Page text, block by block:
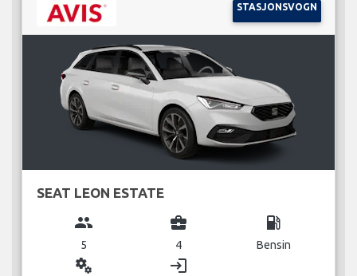
STASJONSVOGN
SEAT LEON ESTATE
group
5
business_center
4
local_gas_station
Bensin
miscellaneous_services login